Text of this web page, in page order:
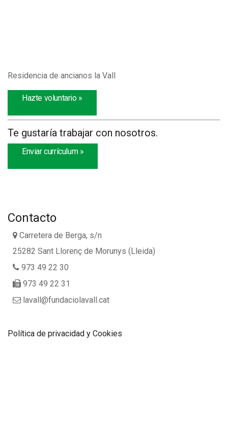
Residencia de ancianos la Vall
Hazte voluntario »
Te gustaría trabajar con nosotros.
Enviar currículum »
Contacto
Carretera de Berga, s/n
25282 Sant Llorenç de Morunys (Lleida)
973 49 22 30
973 49 22 31
lavall@fundaciolavall.cat
Política de privacidad y Cookies